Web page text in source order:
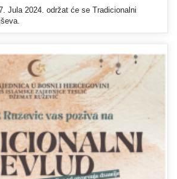
Jula 2024. održat će se Tradicionalni